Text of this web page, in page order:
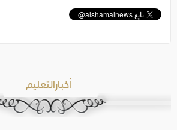
أخبارالتعليم